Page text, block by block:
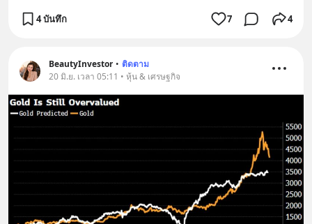
4 บันทึก 7 4
BeautyInvestor • ติดตาม
20 มิ.ย. เวลา 05:11 • หุ้น & เศรษฐกิจ